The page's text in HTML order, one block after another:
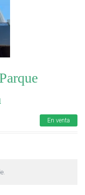
En venta